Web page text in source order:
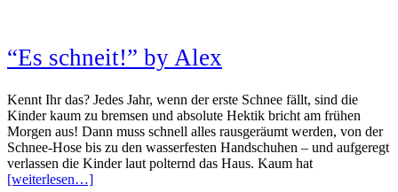
“Es schneit!” by Alex
Kennt Ihr das? Jedes Jahr, wenn der erste Schnee fällt, sind die
Kinder kaum zu bremsen und absolute Hektik bricht am frühen
Morgen aus! Dann muss schnell alles rausgeräumt werden, von der
Schnee-Hose bis zu den wasserfesten Handschuhen – und aufgeregt
verlassen die Kinder laut polternd das Haus. Kaum hat
[weiterlesen…]